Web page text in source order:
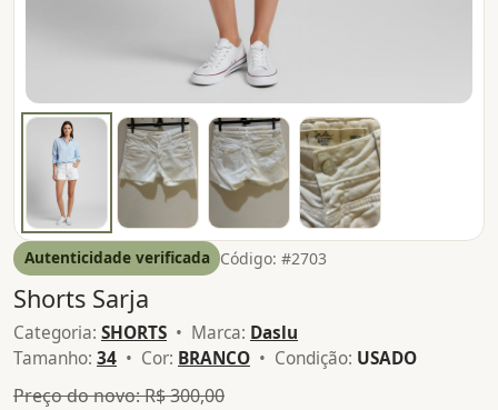
Autenticidade verificada Código: #2703
Shorts Sarja
Categoria: SHORTS • Marca: Daslu
Tamanho: 34 • Cor: BRANCO • Condição: USADO
Preço do novo: R$ 300,00